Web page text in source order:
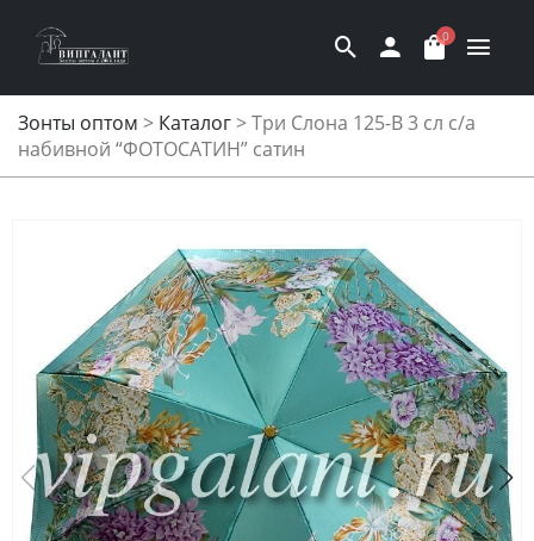
0
Зонты оптом > Каталог>Три Слона 125-B 3 сл с/а
набивной “ФОТОСАТИН” сатин